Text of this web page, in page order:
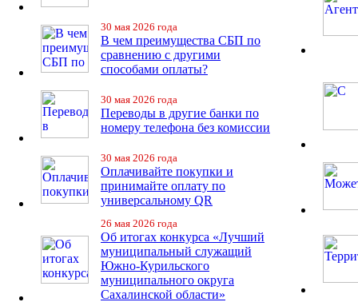
30 мая 2026 года
В чем преимущества СБП по
сравнению с другими
способами оплаты?
30 мая 2026 года
Переводы в другие банки по
номеру телефона без комиссии
30 мая 2026 года
Оплачивайте покупки и
принимайте оплату по
универсальному QR
26 мая 2026 года
Об итогах конкурса «Лучший
муниципальный служащий
Южно-Курильского
муниципального округа
Сахалинской области»